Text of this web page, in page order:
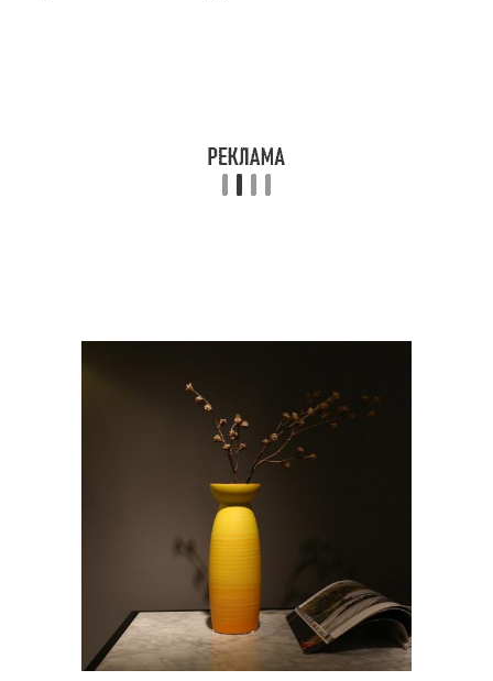
Ажурная ваза
Вазы из пластиковой
Ваза для цветов Ваза из бутылки